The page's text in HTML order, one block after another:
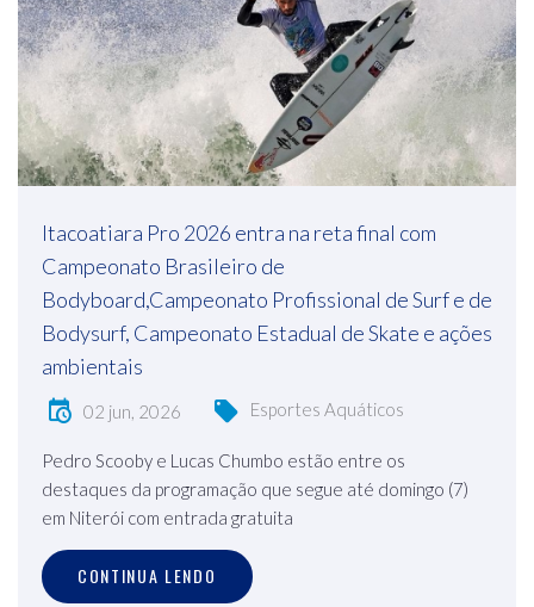
Itacoatiara Pro 2026 entra na reta final com
Campeonato Brasileiro de
Bodyboard,Campeonato Profissional de Surf e de
Bodysurf, Campeonato Estadual de Skate e ações
ambientais
02 jun, 2026 Esportes Aquáticos
Pedro Scooby e Lucas Chumbo estão entre os
destaques da programação que segue até domingo (7)
em Niterói com entrada gratuita
CONTINUA LENDO